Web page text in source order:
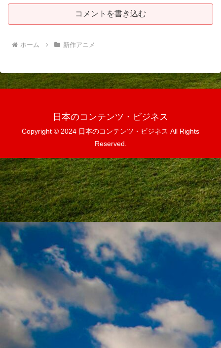
コメントを書き込む
ホーム 新作アニメ
日本のコンテンツ・ビジネス
Copyright © 2024 日本のコンテンツ・ビジネス All Rights
Reserved.